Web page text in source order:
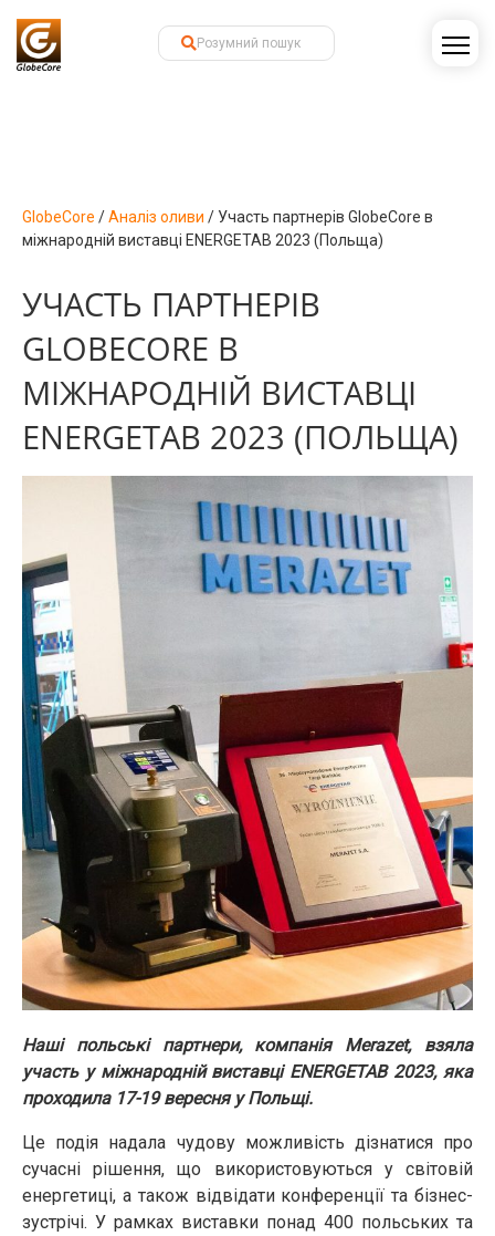
GlobeCore /Аналіз оливи / Участь партнерів GlobeCore в
міжнародній виставці ENERGETAB 2023 (Польща)
УЧАСТЬ ПАРТНЕРІВ
GLOBECORE В
МІЖНАРОДНІЙ ВИСТАВЦІ
ENERGETAB 2023 (ПОЛЬЩА)
Наші польські партнери, компанія Merazet, взяла
участь у міжнародній виставці ENERGETAB 2023, яка
проходила 17-19 вересня у Польщі.
Це подія надала чудову можливість дізнатися про
сучасні рішення, що використовуються у світовій
енергетиці, а також відвідати конференції та бізнес-
зустрічі. У рамках виставки понад 400 польських та